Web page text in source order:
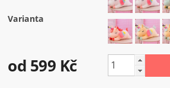
Varianta
od 599 Kč